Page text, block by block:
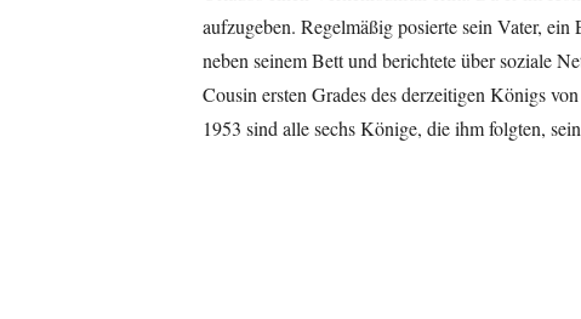
aufzugeben. Regelmäßig posierte sein Vater,
neben seinem Bett und berichtete über soziale
Cousin ersten Grades des derzeitigen Königs
1953 sind alle sechs Könige, die ihm folgten,